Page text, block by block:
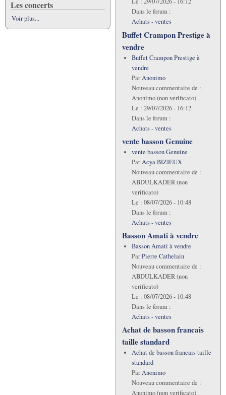
Les concerts
Voir plus...
Dans le forum :
Achats - ventes
Buffet Crampon Prestige à
vendre
Buffet Crampon Prestige à
vendre
ParAnonimo
Nouveau commentaire de :
Anonimo (non verificato)
Le : 29/07/2026 - 16:12
Dans le forum :
Achats - ventes
vente basson Genuine
vente basson Genuine
ParAcya BIZIEUX
Nouveau commentaire de :
ABDULKADER (non
verificato)
Le : 08/07/2026 - 10:48
Dans le forum :
Achats - ventes
Basson Amati à vendre
Basson Amati à vendre
ParPierre Cathelain
Nouveau commentaire de :
ABDULKADER (non
verificato)
Le : 08/07/2026 - 10:48
Dans le forum :
Achats - ventes
Achat de basson francais
taille standard
Achat de basson francais taille
standard
ParAnonimo
Nouveau commentaire de :
Anonimo (non verificato)